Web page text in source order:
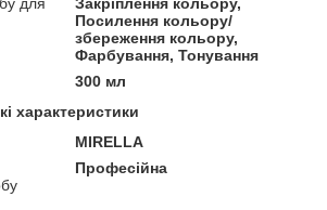
Посилення кольору/
збереження кольору,
Фарбування, Тонування
300 мл
характеристики
MIRELLA
Професійна